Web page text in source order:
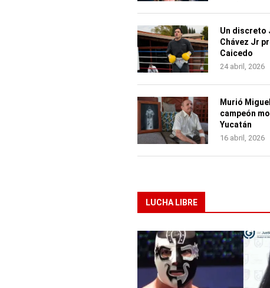
Un discreto
Chávez Jr
Caicedo
24 abril, 2026
Murió
campeón
Yucatán
16 abril, 2026
LUCHA LIBRE